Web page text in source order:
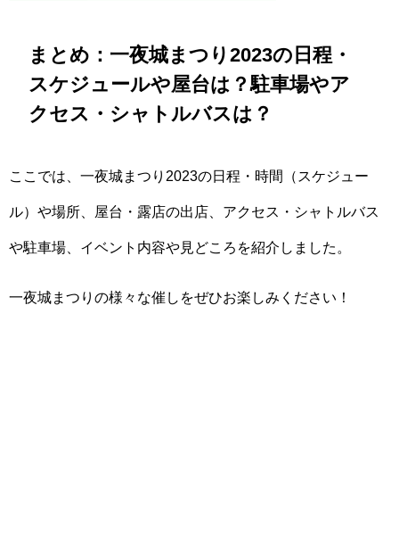
まとめ：一夜城まつり2023の日程・
スケジュールや屋台は？駐車場やア
クセス・シャトルバスは？
ここでは、一夜城まつり2023の日程・時間（スケジュー
ル）や場所、屋台・露店の出店、アクセス・シャトルバス
や駐車場、イベント内容や見どころを紹介しました。
一夜城まつりの様々な催しをぜひお楽しみください！